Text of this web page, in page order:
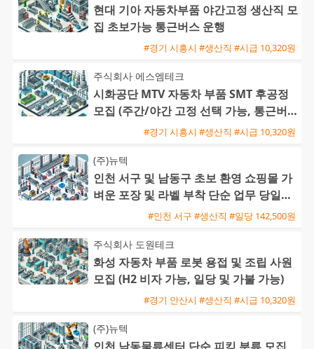
현대 기아 자동차부품 야간고정 생산직 모
집 초보가능 통근버스 운행
#경기 시흥시 #생산직 #시급 10,320원
주식회사 에스엠테크
시화공단 MTV 자동차 부품 SMT 후공정
모집 (주간/야간 고정 선택 가능, 통근버
#경기 시흥시 #생산직 #시급 10,320원
(주)뉴텍
인천 서구 및 남동구 초보 환영 쇼핑몰 가
벼운 포장 및 라벨 부착 단순 업무 당일지
#인천 서구 #생산직 #일당 142,500원
주식회사 도원테크
화성 자동차 부품 로봇 용접 및 조립 사원
모집 (H2 비자 가능, 일당 및 가불 가능)
#경기 안산시 #생산직 #시급 10,320원
(주)뉴텍